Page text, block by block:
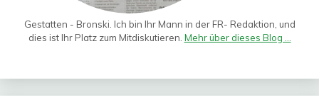
Gestatten - Bronski. Ich bin Ihr Mann in der FR- Redaktion, und
dies ist Ihr Platz zum Mitdiskutieren. Mehr über dieses Blog ...